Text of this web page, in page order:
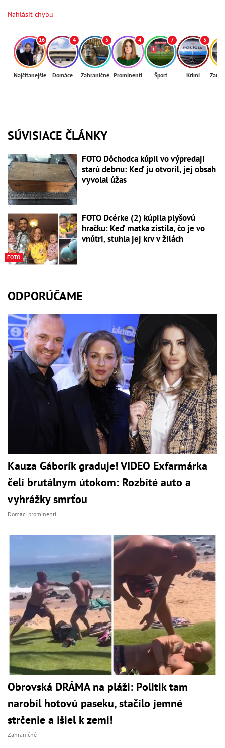
Nahlásiť chybu
16
Najčítanejšie
4
Domáce
5
Zahraničné
4
Prominenti
7
Šport
5
Krimi
SÚVISIACE ČLÁNKY
FOTO Dôchodca kúpil vo výpredaji
starú debnu: Keď ju otvoril, jej obsah
vyvolal úžas
FOTO
FOTO Dcérke (2) kúpila plyšovú
hračku: Keď matka zistila, čo je vo
vnútri, stuhla jej krv v žilách
ODPORÚČAME
Kauza Gáborík graduje! VIDEO Exfarmárka
čelí brutálnym útokom: Rozbité auto a
vyhrážky smrťou
Domáci prominenti
Obrovská DRÁMA na pláži: Politik tam
narobil hotovú paseku, stačilo jemné
strčenie a išiel k zemi!
Zahraničné